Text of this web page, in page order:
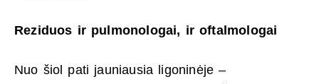
Reziduos ir pulmonologai, ir oftalmologai
Nuo šiol pati jauniausia ligoninėje –